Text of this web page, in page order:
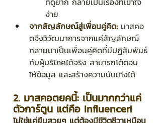
ง่าย
จากสัญลักษณ์สู่เพื่อนคู่คิด: มาสคอ
ตจึงวิวัฒนาการจากแค่สัญลักษณ์
กลายมาเป็นเพื่อนคู่คิดที่มีปฏิสัมพันธ์
กับผู้บริโภคได้จริง สามารถโต้ตอบ
ให้ข้อมูล และสร้างความบันเทิงได้
2. มาสคอตยุคนี้: เป็นมากกว่าแค่
ตัวการ์ตูน แต่คือ Influencer!
ไม่ใช่แค่ยืนสวยๆ แต่ต้องมีชีวิตชีวาเหมือน